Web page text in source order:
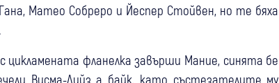
Матео Собреро и Йеспер Стойвен, но те бяха
цикламената фланелка завърши Мание, синята бе
Висма-Лийз а байк, като състезателите му